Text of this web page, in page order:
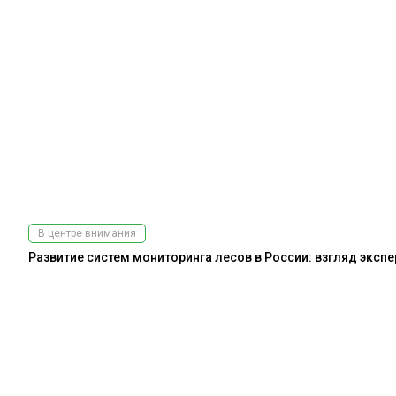
В центре внимания
Развитие систем мониторинга лесов в России: взгляд